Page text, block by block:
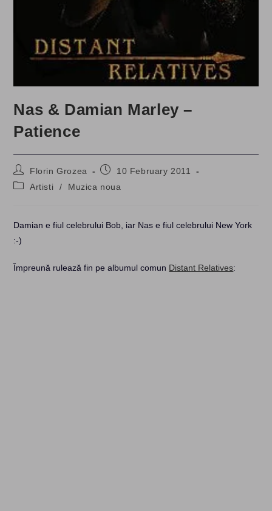
Nas & Damian Marley –
Patience
Post
author:
Florin Grozea
Post10 February 2011
PostArtisti / Muzica noua
Damian e fiul celebrului Bob, iar Nas e fiul celebrului New York
:-)
Împreună rulează fin pe albumul comun Distant Relatives: